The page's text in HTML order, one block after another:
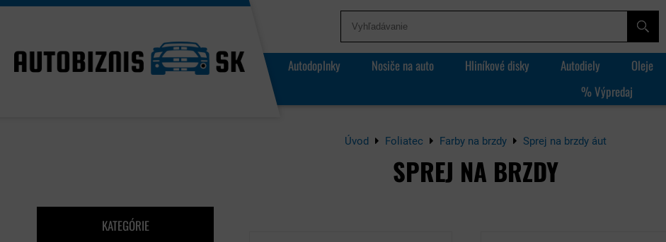
Autodoplnky Nosiče na auto Hliníkové disky Autodiely Oleje
% Výpredaj
Úvod Foliatec Farby na brzdy Sprej na brzdy áut
SPREJ NA BRZDY
KATEGÓRIE